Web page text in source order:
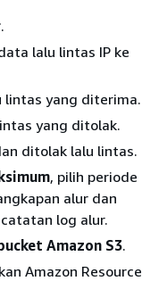
.
lalu lintas IP ke
yang diterima.
yang ditolak.
ditolak lalu lintas.
, pilih periode
alur dan
log alur.
Amazon S3.
Amazon Resource